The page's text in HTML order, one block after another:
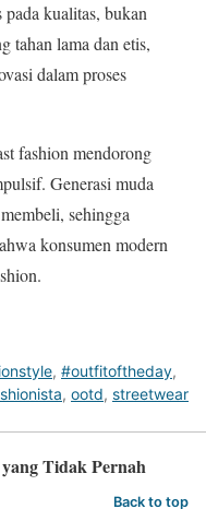
kualitas, bukan
tahan lama dan etis,
dalam proses
fashion mendorong
Generasi muda
sehingga
konsumen modern
, #outfitoftheday,
, ootd, streetwear
Tidak Pernah
Back to top